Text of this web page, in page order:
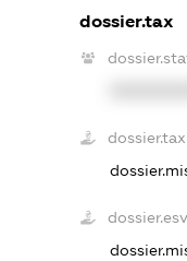
dossier.tax